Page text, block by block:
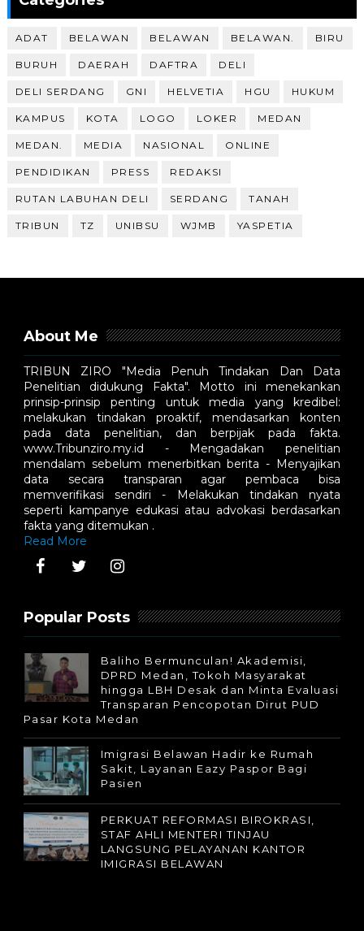
ADAT BELAWAN BELAWAN BELAWAN. BIRU
BURUH DAERAH DAFTRA DELI
DELI SERDANG GNI HELVETIA HGU HUKUM
KAMPUS KOTA LOGO LOKER MEDAN
MEDAN. MEDIA NASIONAL ONLINE
PENDIDIKAN PRESS REDAKSI
RUTAN LABUHAN DELI SERDANG TANAH
TRIBUN TZ UNIBSU WJMB YASPETIA
About Me
TRIBUN ZIRO "Media Penuh Tindakan Dan Data
Penelitian didukung Fakta". Motto ini menekankan
prinsip-prinsip penting untuk media yang kredibel:
melakukan tindakan proaktif, mendasarkan konten
pada data penelitian, dan berpijak pada fakta.
www.Tribunziro.my.id - Mengadakan penelitian
mendalam sebelum menerbitkan berita - Menyajikan
data secara transparan agar pembaca bisa
memverifikasi sendiri - Melakukan tindakan nyata
seperti kampanye edukasi atau advokasi berdasarkan
fakta yang ditemukan .
Read More
Popular Posts
Baliho Bermunculan! Akademisi,
DPRD Medan, Tokoh Masyarakat
hingga LBH Desak dan Minta Evaluasi
Transparan Pencopotan Dirut PUD
Pasar Kota Medan
Imigrasi Belawan Hadir ke Rumah
Sakit, Layanan Eazy Paspor Bagi
Pasien
PERKUAT REFORMASI BIROKRASI,
STAF AHLI MENTERI TINJAU
LANGSUNG PELAYANAN KANTOR
IMIGRASI BELAWAN